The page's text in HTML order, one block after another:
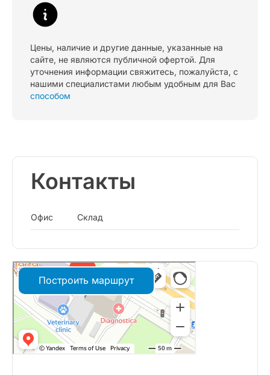
Цены, наличие и другие данные, указанные на
сайте, не являются публичной офертой. Для
уточнения информации свяжитесь, пожалуйста, с
нашими специалистами любым удобным для Вас
способом
Контакты
Офис Склад
Построить маршрут